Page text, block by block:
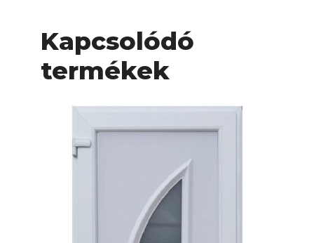
Kapcsolódó
termékek
Ennek
terméknek